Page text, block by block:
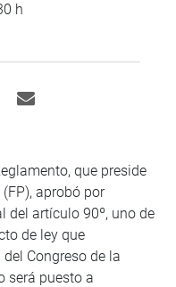
h
que preside
aprobó por
del artículo 90º, uno de
de ley que
Congreso de la
será puesto a